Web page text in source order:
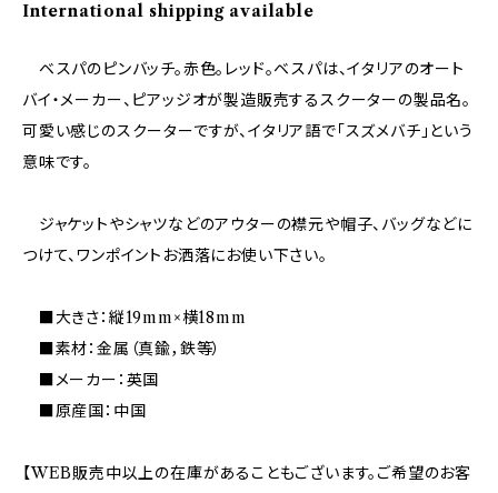
International shipping available
ベスパのピンバッチ。赤色。レッド。ベスパは、イタリアのオート
バイ・メーカー、ピアッジオが製造販売するスクーターの製品名。
可愛い感じのスクーターですが、イタリア語で「スズメバチ」という
意味です。
ジャケットやシャツなどのアウターの襟元や帽子、バッグなどに
つけて、ワンポイントお洒落にお使い下さい。
■大きさ：縦19mm×横18mm
■素材：金属（真鍮，鉄等）
■メーカー：英国
■原産国：中国
【WEB販売中以上の在庫があることもございます。ご希望のお客